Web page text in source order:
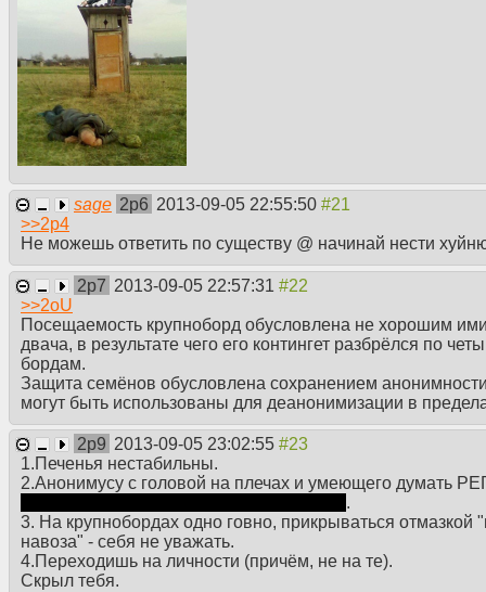
sage 2p6 2013-09-05 22:55:50
>>2p4
Не можешь ответить по существу @ начинай нести
2p7 2013-09-05 22:57:31
>>2oU
Посещаемость крупноборд обусловлена не хорошим
двача, в результате чего его контингет разбрёлся по
бордам.
Защита семёнов обусловлена сохранением
могут быть использованы для деанонимизации в
2p9 2013-09-05 23:02:55
1.Печенья нестабильны.
2.Анонимусу с головой на плечах и умеющего думать
.
3. На крупнобордах одно говно, прикрываться отмазкой
навоза" - себя не уважать.
4.Переходишь на личности (причём, не на те).
Скрыл тебя.